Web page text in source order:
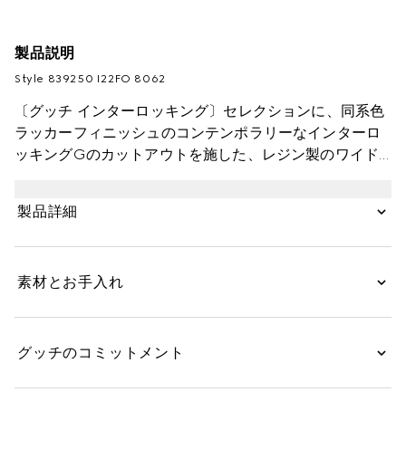
製品説明
Style ‎839250 I22FO 8062
〔グッチ インターロッキング〕セレクションに、同系色
ラッカーフィニッシュのコンテンポラリーなインターロ
ッキングGのカットアウトを施した、レジン製のワイド
製品詳細
素材とお手入れ
グッチのコミットメント